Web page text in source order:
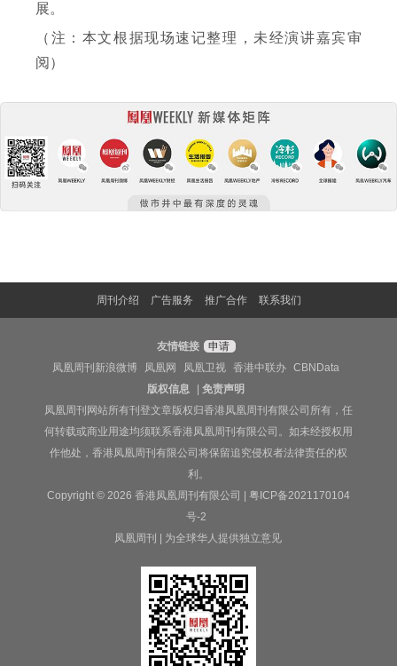
展。
（注：本文根据现场速记整理，未经演讲嘉宾审
阅）
周刊介绍 广告服务 推广合作 联系我们
友情链接
申请
凤凰周刊新浪微博
凤凰网 凤凰卫视 香港中联办
CBNData
版权信息
|免责声明
凤凰周刊网站所有刊登文章版权归香港凤凰周刊有限公司所有，任
何转载或商业用途均须联系香港凤凰周刊有限公司。如未经授权用
作他处，香港凤凰周刊有限公司将保留追究侵权者法律责任的权
利。
Copyright © 2026 香港凤凰周刊有限公司 | 粤ICP备2021170104
号-2
凤凰周刊 | 为全球华人提供独立意见